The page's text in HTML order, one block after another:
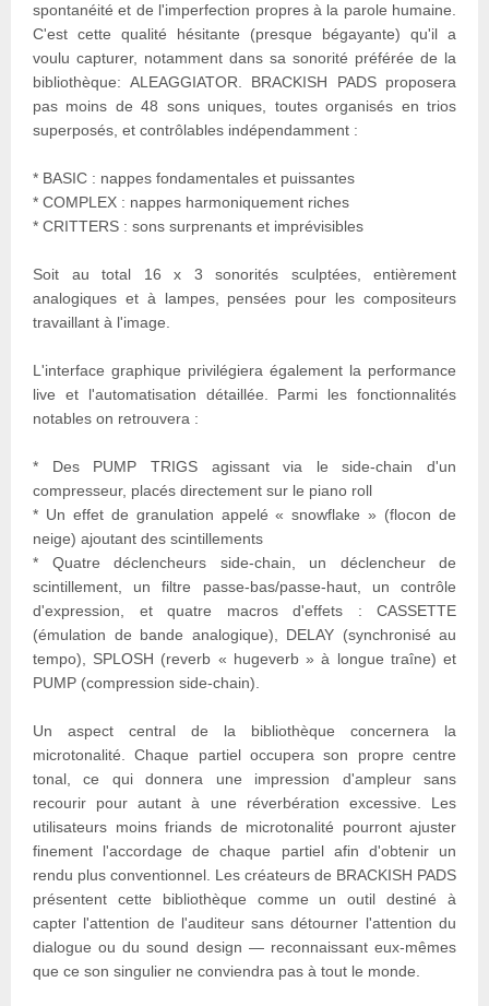
spontanéité et de l'imperfection propres à la parole humaine.
C'est cette qualité hésitante (presque bégayante) qu'il a
voulu capturer, notamment dans sa sonorité préférée de la
bibliothèque: ALEAGGIATOR. BRACKISH PADS proposera
pas moins de 48 sons uniques, toutes organisés en trios
superposés, et contrôlables indépendamment :
* BASIC : nappes fondamentales et puissantes
* COMPLEX : nappes harmoniquement riches
* CRITTERS : sons surprenants et imprévisibles
Soit au total 16 x 3 sonorités sculptées, entièrement
analogiques et à lampes, pensées pour les compositeurs
travaillant à l'image.
L'interface graphique privilégiera également la performance
live et l'automatisation détaillée. Parmi les fonctionnalités
notables on retrouvera :
* Des PUMP TRIGS agissant via le side-chain d'un
compresseur, placés directement sur le piano roll
* Un effet de granulation appelé « snowflake » (flocon de
neige) ajoutant des scintillements
* Quatre déclencheurs side-chain, un déclencheur de
scintillement, un filtre passe-bas/passe-haut, un contrôle
d'expression, et quatre macros d'effets : CASSETTE
(émulation de bande analogique), DELAY (synchronisé au
tempo), SPLOSH (reverb « hugeverb » à longue traîne) et
PUMP (compression side-chain).
Un aspect central de la bibliothèque concernera la
microtonalité. Chaque partiel occupera son propre centre
tonal, ce qui donnera une impression d'ampleur sans
recourir pour autant à une réverbération excessive. Les
utilisateurs moins friands de microtonalité pourront ajuster
finement l'accordage de chaque partiel afin d'obtenir un
rendu plus conventionnel. Les créateurs de BRACKISH PADS
présentent cette bibliothèque comme un outil destiné à
capter l'attention de l'auditeur sans détourner l'attention du
dialogue ou du sound design — reconnaissant eux-mêmes
que ce son singulier ne conviendra pas à tout le monde.